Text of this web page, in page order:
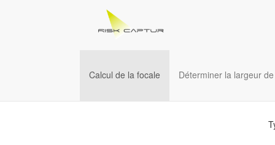
Calcul de la focale Déterminer la largeur